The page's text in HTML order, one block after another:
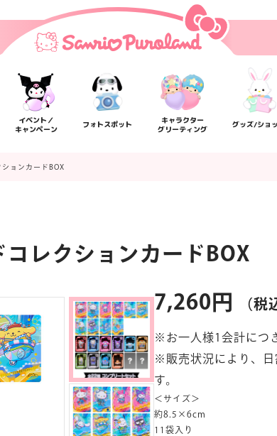
イベント／
キャンペーン
フォトスポット
キャラクター
グリーティング
グッズ/ショ
よくあるご質問
ョンカードBOX
レクションカードBOX
7,260円 （税
※お一人様1会計につ
※販売状況により、日
す。
＜サイズ＞
約8.5×6cm
11袋入り